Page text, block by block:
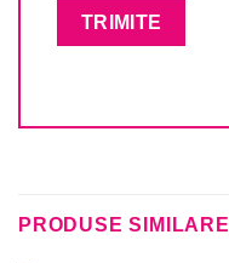
PRODUSE SIMILARE